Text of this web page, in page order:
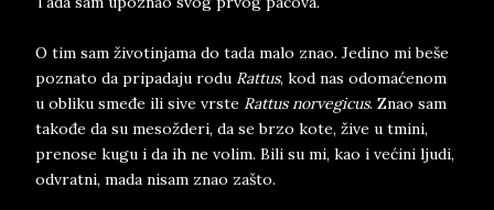
O tim sam životinjama do tada malo znao. Jedino mi beše
poznato da pripadaju rodu Rattus, kod nas odomaćenom
u obliku smeđe ili sive vrste Rattus norvegicus. Znao sam
takođe da su mesožderi, da se brzo kote, žive u tmini,
prenose kugu i da ih ne volim. Bili su mi, kao i većini ljudi,
odvratni, mada nisam znao zašto.